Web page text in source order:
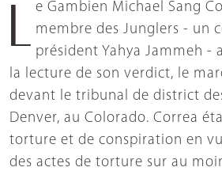
membre des Junglers - un
président Yahya Jammeh -
la lecture de son verdict, le
devant le tribunal de district
Denver, au Colorado. Correa
torture et de conspiration en
des actes de torture sur au